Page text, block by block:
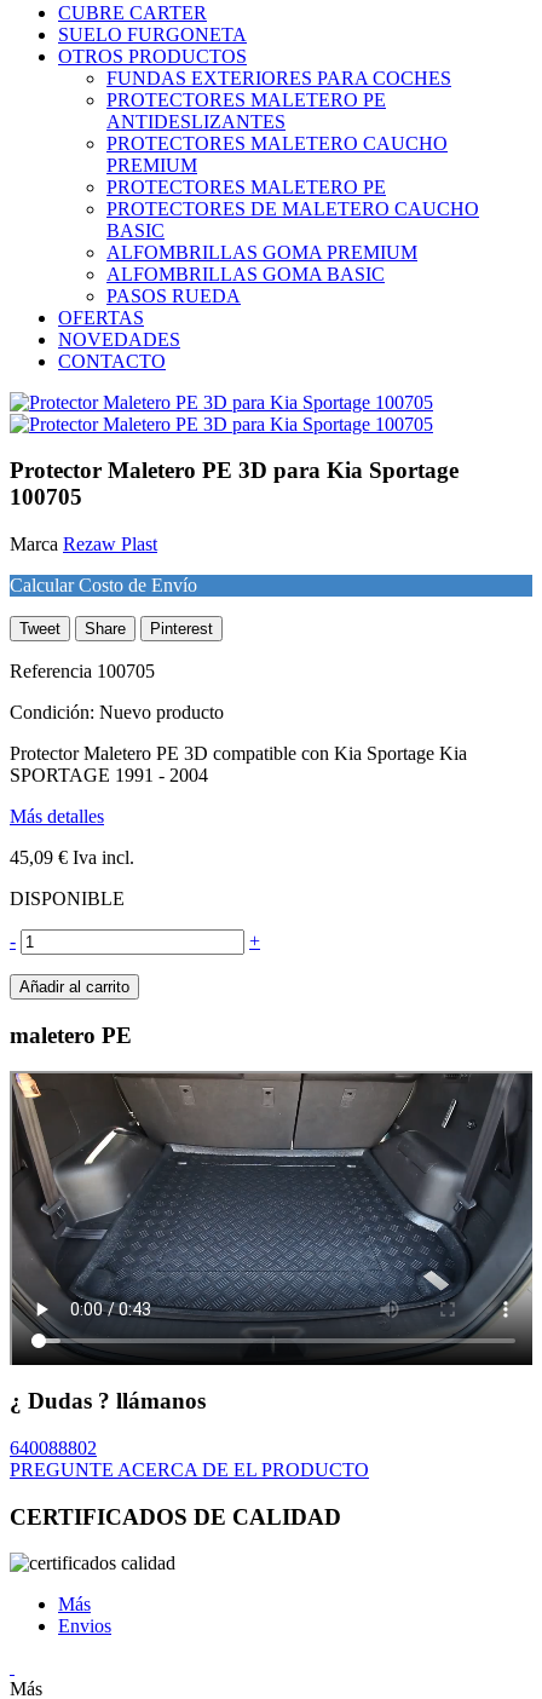
CUBRE CARTER
SUELO FURGONETA
OTROS PRODUCTOS
FUNDAS EXTERIORES PARA COCHES
PROTECTORES MALETERO PE
ANTIDESLIZANTES
PROTECTORES MALETERO CAUCHO
PREMIUM
PROTECTORES MALETERO PE
PROTECTORES DE MALETERO CAUCHO
BASIC
ALFOMBRILLAS GOMA PREMIUM
ALFOMBRILLAS GOMA BASIC
PASOS RUEDA
OFERTAS
NOVEDADES
CONTACTO
Protector Maletero PE 3D para Kia Sportage
100705
Marca Rezaw Plast
Calcular Costo de Envío
Tweet Share Pinterest
Referencia 100705
Condición: Nuevo producto
Protector Maletero PE 3D compatible con Kia Sportage Kia
SPORTAGE 1991 - 2004
Más detalles
45,09 € Iva incl.
DISPONIBLE
- +
Añadir al carrito
maletero PE
¿ Dudas ? llámanos
640088802
PREGUNTE ACERCA DE EL PRODUCTO
CERTIFICADOS DE CALIDAD
Más
Envios
Más